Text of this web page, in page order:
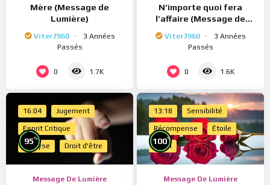
Mère (Message de
Lumière)
Viter7960
3 Années
Passés
0 1.7K
N’importe quoi fera
l’affaire (Message de
Viter7960
3 Années
Passés
0 1.6K
16:04 Jugement
Esprit Critique
Analyse Droit d'être
95%
Message De Lumière
13:18 Sensibilité
Récompense Étoile
Merci
100%
Message De Lumière